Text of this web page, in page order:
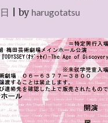
|by harugotatsu